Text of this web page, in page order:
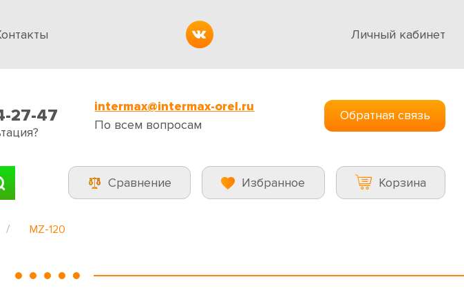
Личный кабинет
27-47
intermax@intermax-orel.ru
По всем вопросам
Обратная связь
Сравнение Избранное Корзина
MZ-120